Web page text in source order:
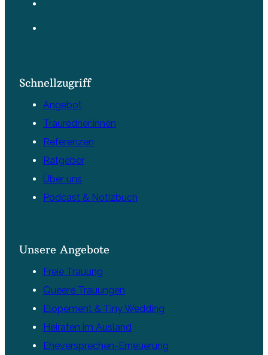
Schnellzugriff
Angebot
Trauredner:innen
Referenzen
Ratgeber
Über uns
Podcast & Notizbuch
Unsere Angebote
Freie Trauung
Queere Trauungen
Elopement & Tiny Wedding
Heiraten im Ausland
Eheversprechen-Erneuerung